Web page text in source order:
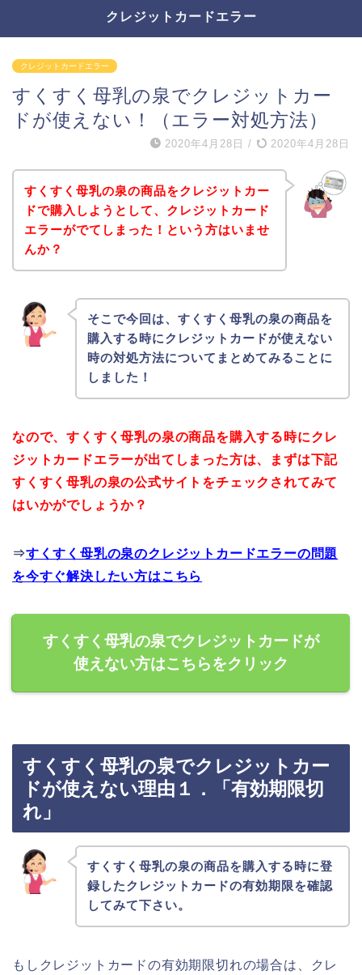
クレジットカードエラー
クレジットカードエラー
すくすく母乳の泉でクレジットカー
ドが使えない！（エラー対処方法）
2020年4月28日 / 2020年4月28日
すくすく母乳の泉の商品をクレジットカー
ドで購入しようとして、クレジットカード
エラーがでてしまった！という方はいませ
んか？
そこで今回は、すくすく母乳の泉の商品を
購入する時にクレジットカードが使えない
時の対処方法についてまとめてみることに
しました！
なので、すくすく母乳の泉の商品を購入する時にクレ
ジットカードエラーが出てしまった方は、まずは下記
すくすく母乳の泉の公式サイトをチェックされてみて
はいかがでしょうか？
⇒すくすく母乳の泉のクレジットカードエラーの問題
を今すぐ解決したい方はこちら
すくすく母乳の泉でクレジットカードが
使えない方はこちらをクリック
すくすく母乳の泉でクレジットカー
ドが使えない理由１．「有効期限切
れ」
すくすく母乳の泉の商品を購入する時に登
録したクレジットカードの有効期限を確認
してみて下さい。
もしクレジットカードの有効期限切れの場合は、クレ